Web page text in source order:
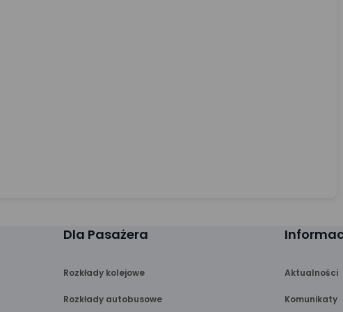
Dla Pasażera
Rozkłady kolejowe
Rozkłady autobusowe
Aktualności
Komunikaty